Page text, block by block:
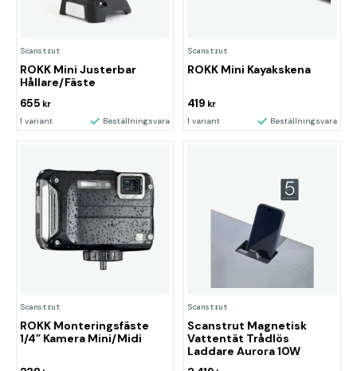
Scanstrut
ROKK Mini Justerbar
Hållare/Fäste
655 kr
1 variant Beställningsvara
Scanstrut
ROKK Mini Kayakskena
419 kr
1 variant Beställningsvara
Scanstrut
ROKK Monteringsfäste
1/4” Kamera Mini/Midi
Scanstrut
Scanstrut Magnetisk
Vattentät Trådlös
Laddare Aurora 10W